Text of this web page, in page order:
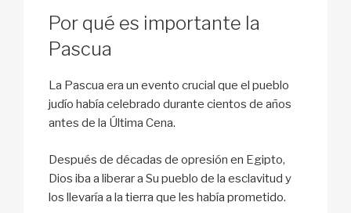
Por qué es importante la
Pascua
La Pascua era un evento crucial que el pueblo
judío había celebrado durante cientos de años
antes de la Última Cena.
Después de décadas de opresión en Egipto,
Dios iba a liberar a Su pueblo de la esclavitud y
los llevaría a la tierra que les había prometido.